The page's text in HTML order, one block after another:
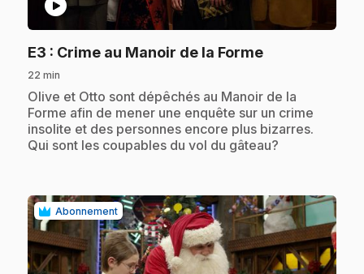
E3 : Crime au Manoir de la Forme.
22 min
.Olive et Otto sont dépêchés au Manoir de la
Forme afin de mener une enquête sur un crime
insolite et des personnes encore plus bizarres.
Qui sont les coupables du vol du gâteau?
Abonnement